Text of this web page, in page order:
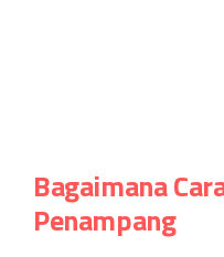
Bagaimana
Penampang